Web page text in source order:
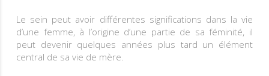
Le sein peut avoir différentes significations dans la vie
d’une femme, à l’origine d’une partie de sa féminité, il
peut devenir quelques années plus tard un élément
central de sa vie de mère.